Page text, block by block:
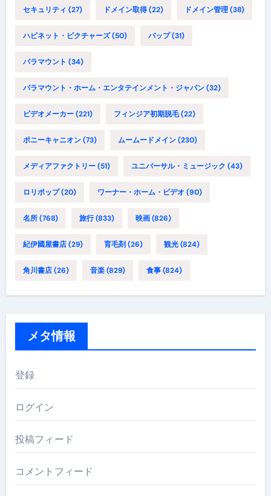
セキュリティ (27) ドメイン取得(22) ドメイン管理(38)
ハピネット・ピクチャーズ(50) バップ(31)
パラマウント (34)
パラマウント・ホーム・エンタテインメント・ジャパン(32)
ビデオメーカー(221) フィンジア初期脱毛(22)
ポニーキャニオン(73) ムームードメイン(230)
メディアファクトリー(51) ユニバーサル・ミュージック (43)
ロリポップ(20) ワーナー・ホーム・ビデオ (90)
名所(768) 旅行(833) 映画(826)
紀伊國屋書店(29) 育毛剤 (26) 観光(824)
角川書店(26) 音楽(829) 食事(824)
メタ情報
登録
ログイン
投稿フィード
コメントフィード